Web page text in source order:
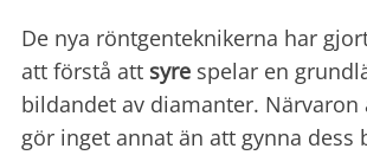
De nya röntgenteknikerna har
att förstå att syre spelar en
bildandet av diamanter. Närvaron
gör inget annat än att gynna dess